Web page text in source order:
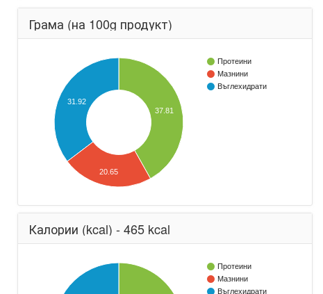
Грама (на 100g продукт)
Протеини
Мазнини
Въглехидрати
37.81
31.92
20.65
Калории (kcal) - 465 kcal
Протеини
Мазнини
Въглехидрати